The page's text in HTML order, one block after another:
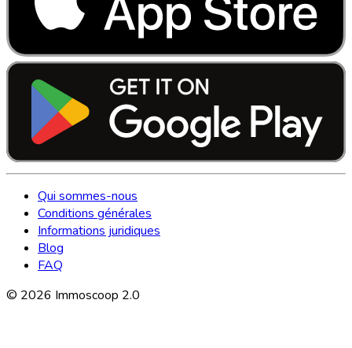
Qui sommes-nous
Conditions générales
Informations juridiques
Blog
FAQ
© 2026 Immoscoop 2.0